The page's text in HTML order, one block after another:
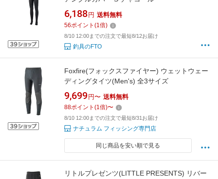
6,188 円 送料無料
56ポイント (1倍)
8/10 12:00までの注文で最短8/12お届け
釣具のFTO
Foxfire(フォックスファイヤー) ウェットウェー
ディングタイツ(Men's) 全3サイズ
9,699 円〜 送料無料
88ポイント (1倍)〜
8/10 12:00までの注文で最短8/31お届け
ナチュラム フィッシング専門店
同じ商品を安い順で見る
リトルプレゼンツ(LITTLE PRESENTS) リバー